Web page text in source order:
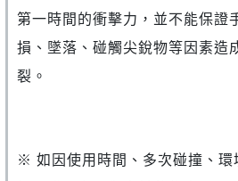
第一時間的衝擊力，並不能保證
損、墜落、碰觸尖銳物等因素造
裂。
※ 如因使用時間、多次碰撞、環